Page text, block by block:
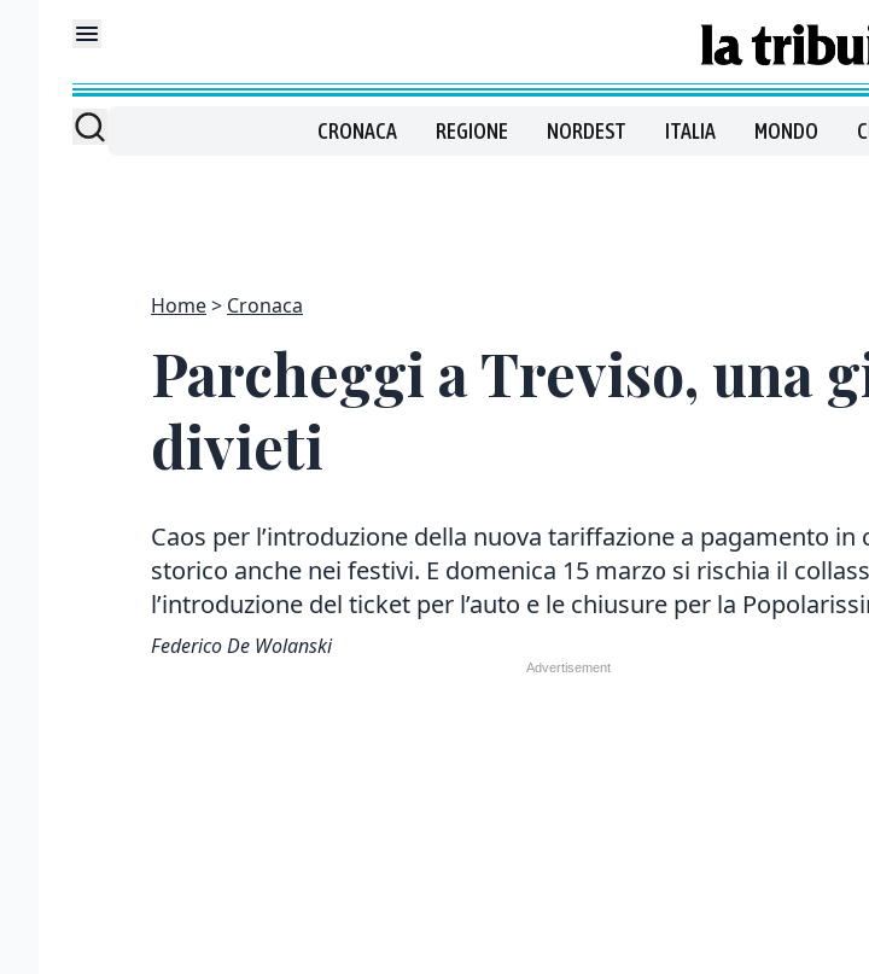
CRONACA REGIONE NORDEST ITALIA MONDO
Home Cronaca
Parcheggi a Treviso, una
divieti
Caos per l’introduzione della nuova tariffazione a pagamento in
storico anche nei festivi. E domenica 15 marzo si rischia il
l’introduzione del ticket per l’auto e le chiusure per la
Federico De Wolanski